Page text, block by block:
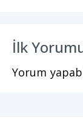
İlk
Yorum